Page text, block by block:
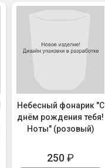
Небесный фонарик "С
днём рождения тебя!
Ноты" (розовый)
250₽